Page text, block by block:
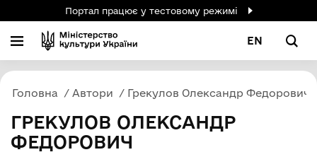
Портал працює у тестовому режимі
EN
Головна Автори Грекулов Олександр Федорович
ГРЕКУЛОВ ОЛЕКСАНДР
ФЕДОРОВИЧ